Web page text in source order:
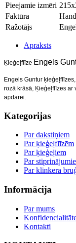
Pieejamie izmēri
Faktūra
Ražotājs
Apraksts
Ķieģeļflīze Engels
Engels Guntur
rozā krāsā, Ķieģeļflīzes ar
apdarei.
Kategorijas
Par dakstiņiem
Par ķieģeļflīzēm
Par ķieģeļiem
Par
Par klinkera
Informācija
Par mums
Kontakti